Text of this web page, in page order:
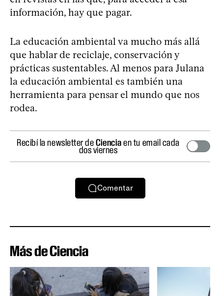
información, hay que pagar.
La educación ambiental va mucho más allá
que hablar de reciclaje, conservación y
prácticas sustentables. Al menos para Julana
la educación ambiental es también una
herramienta para pensar el mundo que nos
rodea.
Recibí la newsletter deCienciaen tu email cada
dos viernes
Comentar
Más de Ciencia